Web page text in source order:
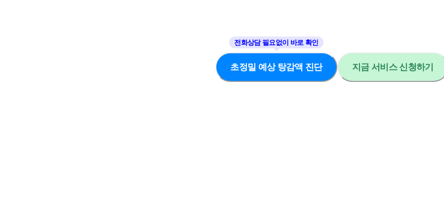
초정밀 예상 탕감액 진단 지금 서비스 신청하기